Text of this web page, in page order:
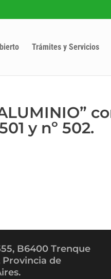
Trámites y Servicios
y nº 502.
B6400 Trenque
Provincia de